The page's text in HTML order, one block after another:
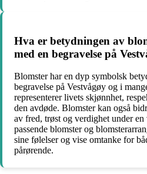
Hva er betydningen av
med en begravelse på
Blomster har en dyp symbolsk
begravelse på Vestvågøy og i
representerer livets skjønnhet,
den avdøde. Blomster kan også
av fred, trøst og verdighet under
passende blomster og
sine følelser og vise omtanke for
pårørende.